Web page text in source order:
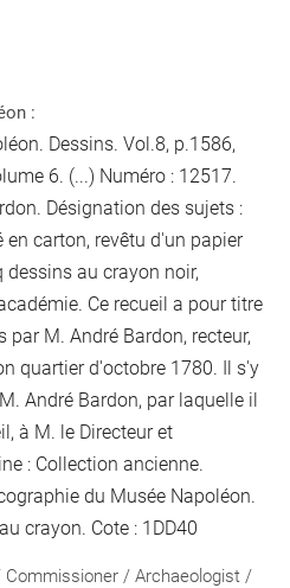
:
Dessins. Vol.8, p.1586,
6. (...) Numéro : 12517.
Désignation des sujets :
carton, revêtu d'un papier
au crayon noir,
Ce recueil a pour titre
par M. André Bardon, recteur,
quartier d'octobre 1780. Il s'y
André Bardon, par laquelle il
à M. le Directeur et
: Collection ancienne.
du Musée Napoléon.
au crayon. Cote : 1DD40
/ Archaeologist /